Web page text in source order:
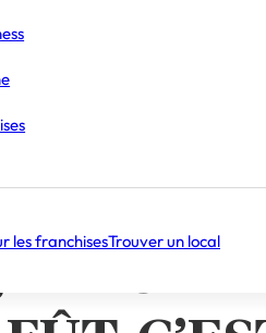
les franchisesTrouver un local
LA